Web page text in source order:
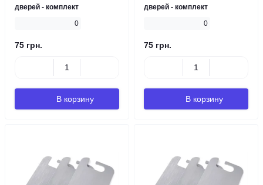
дверей - комплект
0
75 грн.
В корзину
дверей - комплект
0
75 грн.
В корзину